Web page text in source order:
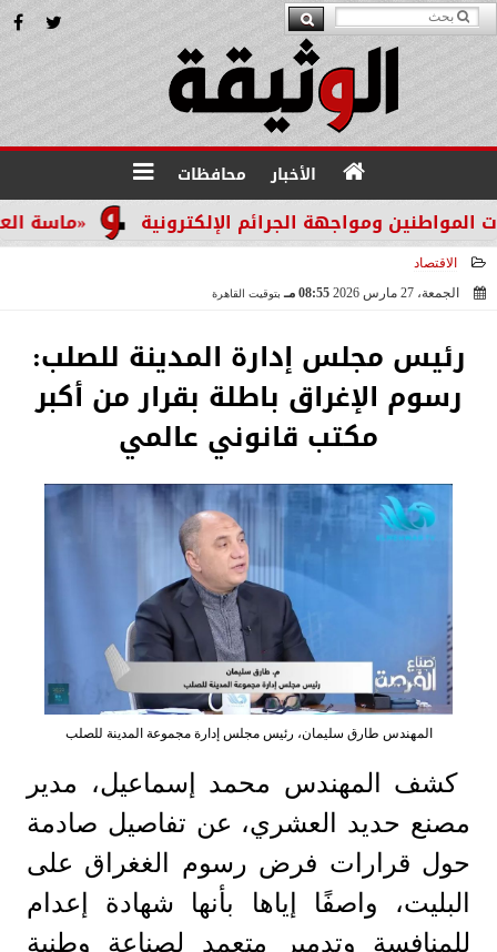
الأخبار محافظات
«ماسة العرب 2026» تتوج ميمونة الرواحية.. قيادية عُمانية تقود مسار تطوير التدريب المهني وتمكين الشباب ومواجهة الجرائم الإلكترونية
الاقتصاد
الجمعة، 27 مارس 2026
08:55 مـ بتوقيت القاهرة
رئيس مجلس إدارة المدينة للصلب:
رسوم الإغراق باطلة بقرار من أكبر
مكتب قانوني عالمي
المهندس طارق سليمان، رئيس مجلس إدارة مجموعة المدينة للصلب
كشف المهندس محمد إسماعيل، مدير
مصنع حديد العشري، عن تفاصيل صادمة
حول قرارات فرض رسوم الغغراق على
البليت، واصفًا إياها بأنها شهادة إعدام
للمنافسة وتدمير متعمد لصناعة وطنية